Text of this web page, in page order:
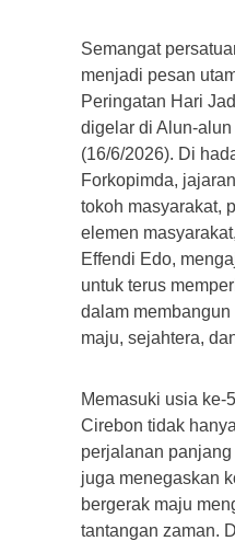
Semangat
menjadi pesan
Peringatan Hari
digelar di Alun-
(16/6/2026). Di
Forkopimda,
tokoh masyarakat,
elemen
Effendi Edo,
untuk terus
dalam
maju, sejahtera,
Memasuki usia ke-
Cirebon tidak
perjalanan
juga menegaskan
bergerak maju
tantangan zaman.